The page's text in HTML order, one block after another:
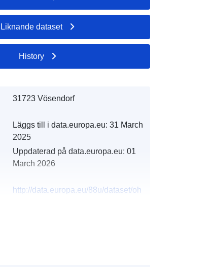
Liknande dataset
History
31723 Vösendorf
Läggs till i data.europa.eu: 31 March
2025
Uppdaterad på data.europa.eu: 01
March 2026
http://data.europa.eu/88u/dataset/oh